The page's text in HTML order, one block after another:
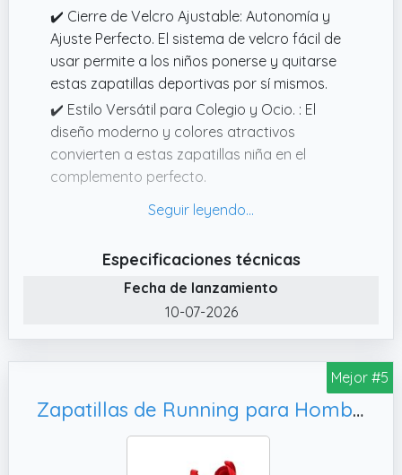
✔️ Cierre de Velcro Ajustable: Autonomía y
Ajuste Perfecto. El sistema de velcro fácil de
usar permite a los niños ponerse y quitarse
estas zapatillas deportivas por sí mismos.
✔️ Estilo Versátil para Colegio y Ocio. : El
diseño moderno y colores atractivos
convierten a estas zapatillas niña en el
complemento perfecto.
✔️ Calzado Infantil Cómodo. : Estas zapatillas
✔️ Suela Antideslizante Segura. : La seguridad
es prioritaria.
✔️ Materiales Transpirables y Duraderos. : La
malla transpirable y materiales ligeros
mantienen los pies frescos.
Especificaciones técnicas
Fecha de lanzamiento
10-07-2026
Mejor #5
Zapatillas de Running para Hombre Casual Tenis Asfalto Zapatos Deporte Fitness Gym Correr Gimnasio Deportives Transpirables Seguridad Atlético Trekking Bambas Plataform Sneakers Rojo 39 EU